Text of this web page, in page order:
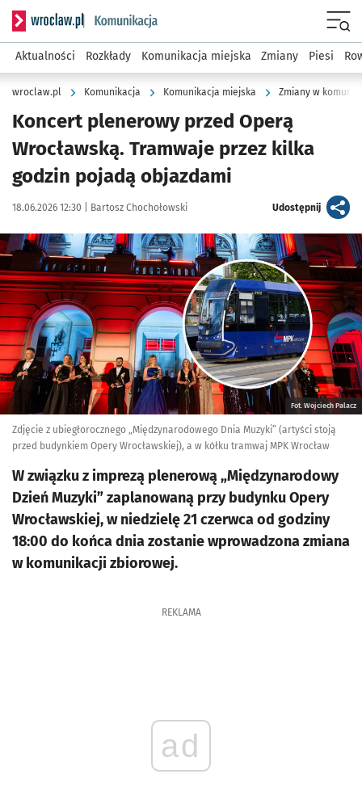
Serwis informacyjny wroclaw.pl podserwis: Komunikacja
Aktualności Rozkłady Komunikacja miejska Zmiany Piesi
wroclaw.pl Komunikacja Komunikacja miejska Zmiany w
Koncert plenerowy przed Operą
Wrocławską. Tramwaje przez kilka
godzin pojadą objazdami
Data publikacji:
18.06.2026 12:30 | Autor:
Bartosz Chochołowski Udostępnijartykuł
Kliknij, aby powiększyć
Fot. Wojciech Palacz
Zdjęcie z ubiegłorocznego „Międzynarodowego Dnia Muzyki” (artyści stoją
przed budynkiem Opery Wrocławskiej), a w kółku tramwaj MPK Wrocław
W związku z imprezą plenerową „Międzynarodowy
Dzień Muzyki” zaplanowaną przy budynku Opery
Wrocławskiej, w niedzielę 21 czerwca od godziny
18:00 do końca dnia zostanie wprowadzona zmiana
w komunikacji zbiorowej.
REKLAMA
ad